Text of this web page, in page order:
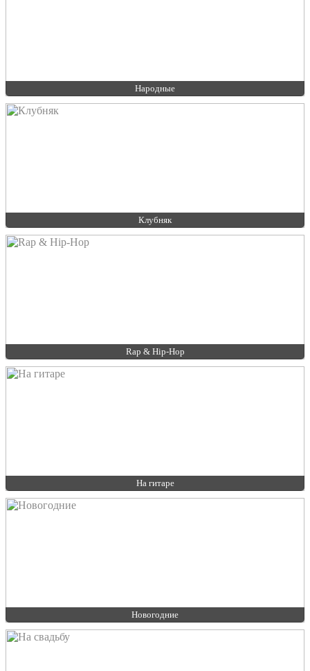
Народные
Клубняк
Rap & Hip-Hop
На гитаре
Новогодние